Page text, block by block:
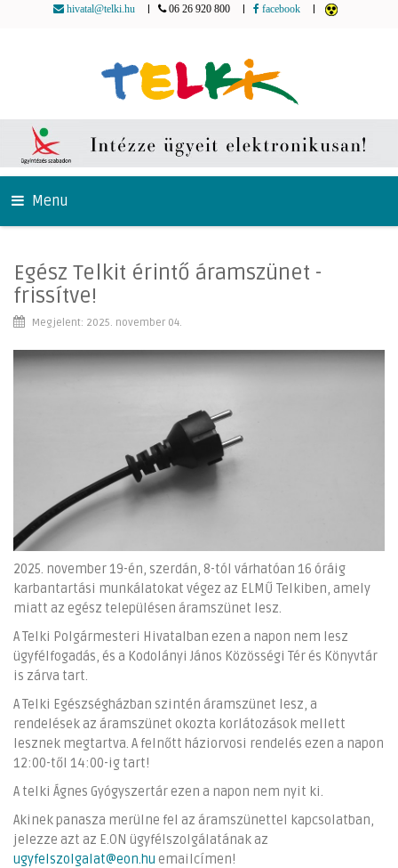
hivatal@telki.hu 06 26 920 800 facebook
Menu
Egész Telkit érintő áramszünet -
frissítve!
Megjelent: 2025. november 04.
2025. november 19-én, szerdán, 8-tól várhatóan 16 óráig
karbantartási munkálatokat végez az ELMŰ Telkiben, amely
miatt az egész településen áramszünet lesz.
A Telki Polgármesteri Hivatalban ezen a napon nem lesz
ügyfélfogadás, és a Kodolányi János Közösségi Tér és Könyvtár
is zárva tart.
A Telki Egészségházban szintén áramszünet lesz, a
rendelések az áramszünet okozta korlátozások mellett
lesznek megtartva. A felnőtt háziorvosi rendelés ezen a napon
12:00-től 14:00-ig tart!
A telki Ágnes Gyógyszertár ezen a napon nem nyit ki.
Akinek panasza merülne fel az áramszünettel kapcsolatban,
jelezze azt az E.ON ügyfélszolgálatának az
ugyfelszolgalat@eon.hu emailcímen!